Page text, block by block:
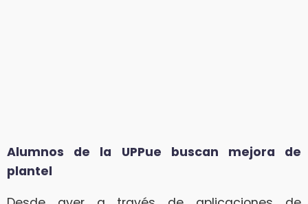
Alumnos de la UPPue buscan mejora de
plantel